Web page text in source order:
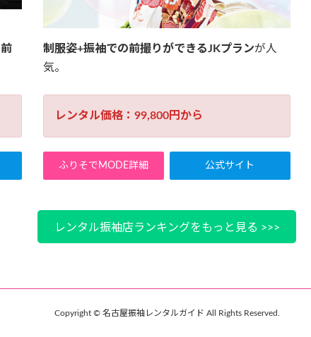
制服姿+振袖での前撮りができるJKプランが人
気。
レンタル価格：99,800円から
ふりそでMODE詳細 公式サイト
レンタル振袖店ランキングをもっと見る >>>
Copyright © 名古屋振袖レンタルガイド All Rights Reserved.